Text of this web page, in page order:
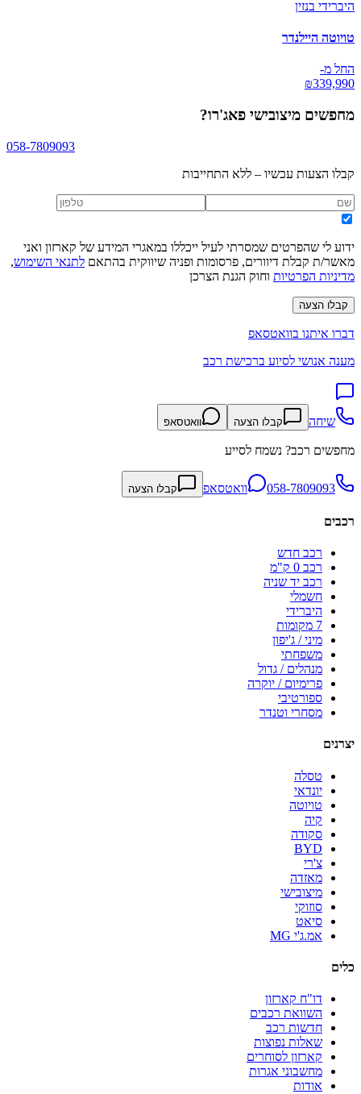
היברידי בנזין
טויוטה היילנדר
החל מ-
₪339,990
מחפשים מיצובישי פאג'רו?
058-7809093
קבלו הצעות עכשיו – ללא התחייבות
ידוע לי שהפרטים שמסרתי לעיל ייכללו במאגרי המידע של קארזון ואני
מאשר/ת קבלת דיוורים, פרסומות ופניה שיווקית בהתאם לתנאי השימוש,
מדיניות הפרטיות וחוק הגנת הצרכן
קבלו הצעה
דברו איתנו בוואטסאפ
מענה אנושי לסיוע ברכישת רכב
שיחה קבלו הצעה וואטסאפ
מחפשים רכב? נשמח לסייע
058-7809093 וואטסאפ קבלו הצעה
רכבים
רכב חדש
רכב 0 ק"מ
רכב יד שניה
חשמלי
היברידי
7 מקומות
מיני / ג'יפון
משפחתי
מנהלים / גדול
פרימיום / יוקרה
ספורטיבי
מסחרי וטנדר
יצרנים
טסלה
יונדאי
טויוטה
קיה
סקודה
BYD
צ'רי
מאזדה
מיצובישי
סוזוקי
סיאט
אמ.ג'י MG
כלים
דו"ח קארזון
השוואת רכבים
חדשות רכב
שאלות נפוצות
קארזון לסוחרים
מחשבוני אגרות
אודות